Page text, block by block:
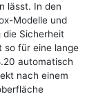
lässt. In den
Modelle und
die Sicherheit
so für eine lange
automatisch
nach einem